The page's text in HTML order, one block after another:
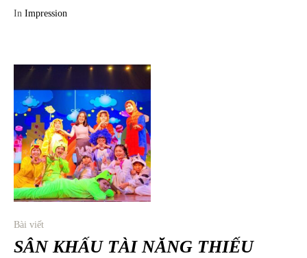
In Impression
Bài viết
SÂN KHẤU TÀI NĂNG THIẾU